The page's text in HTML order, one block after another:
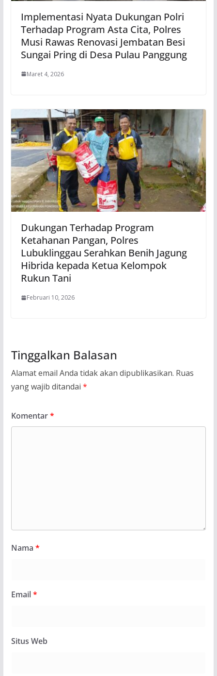
Implementasi Nyata Dukungan Polri
Terhadap Program Asta Cita, Polres
Musi Rawas Renovasi Jembatan Besi
Sungai Pring di Desa Pulau Panggung
Maret 4, 2026
Dukungan Terhadap Program
Ketahanan Pangan, Polres
Lubuklinggau Serahkan Benih Jagung
Hibrida kepada Ketua Kelompok
Rukun Tani
Februari 10, 2026
Tinggalkan Balasan
Alamat email Anda tidak akan dipublikasikan. Ruas
yang wajib ditandai *
Komentar*
Nama *
Email*
Situs Web